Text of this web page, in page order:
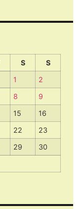
S
S
1
2
8
9
15
16
22
23
29
30